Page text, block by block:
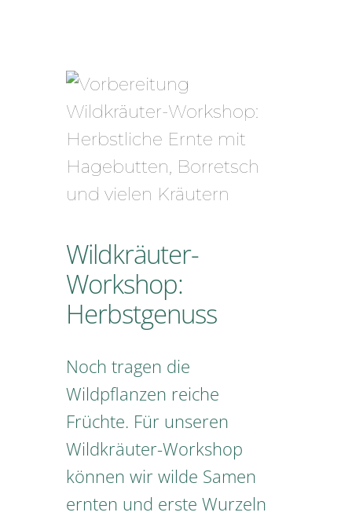
springen
Wildkräuter-
Workshop:
Herbstgenuss
Noch tragen die
Wildpflanzen reiche
Früchte. Für unseren
Wildkräuter-Workshop
können wir wilde Samen
ernten und erste Wurzeln